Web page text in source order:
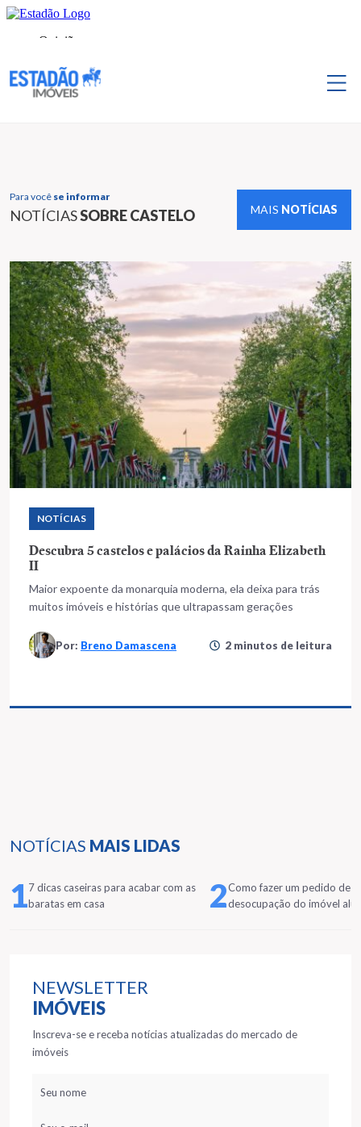
Para você se informar
NOTÍCIASSOBRE CASTELO MAIS NOTÍCIAS
NOTÍCIAS MAIS LIDAS
17 dicas caseiras para acabar com as
baratas em casa
2Como fazer um pedido de
desocupação do imóvel
NEWSLETTER
IMÓVEIS
Inscreva-se e receba notícias atualizadas do mercado de
imóveis
NOTÍCIAS
Descubra 5 castelos e palácios da Rainha Elizabeth
II
Maior expoente da monarquia moderna, ela deixa para trás
muitos imóveis e histórias que ultrapassam gerações
Por: Breno Damascena 2 minutos de leitura